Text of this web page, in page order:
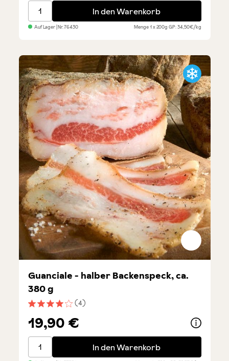
Amaretti - mit MandelnIn den Warenkorb
Auf Lager| Nr.76430 Menge1 x 200gGP: 34,50€/kg
Durchschnittliche Bewertung von 4 von 5 Sternen
(4)
Guanciale - halber Backenspeck, ca.
380 g
19,90 €
Guanciale - halber Backenspeck, ca. 380 g
In den Warenkorb